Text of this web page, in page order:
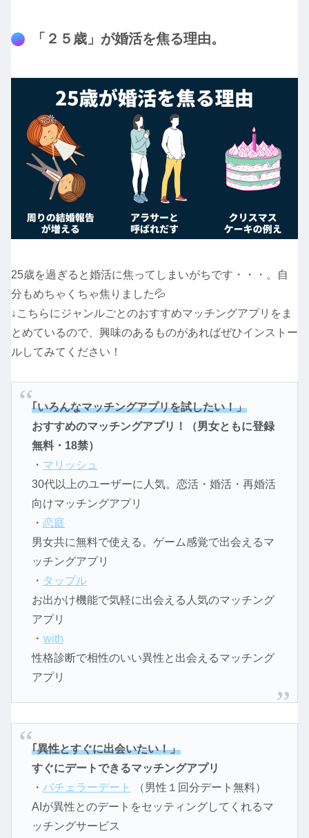
「２５歳」が婚活を焦る理由。
25歳を過ぎると婚活に焦ってしまいがちです・・・。自
分もめちゃくちゃ焦りました💦
↓こちらにジャンルごとのおすすめマッチングアプリをま
とめているので、興味のあるものがあればぜひインストー
ルしてみてください！
｢いろんなマッチングアプリを試したい！」
おすすめのマッチングアプリ！（男女ともに登録
無料・18禁）
・ マリッシュ
30代以上のユーザーに人気。恋活・婚活・再婚活
向けマッチングアプリ
・ 恋庭
男女共に無料で使える。ゲーム感覚で出会えるマ
ッチングアプリ
・ タップル
お出かけ機能で気軽に出会える人気のマッチング
アプリ
・ with
性格診断で相性のいい異性と出会えるマッチング
アプリ
｢異性とすぐに出会いたい！」
すぐにデートできるマッチングアプリ
・ バチェラーデート
（男性１回分デート無料）
AIが異性とのデートをセッティングしてくれるマ
ッチングサービス